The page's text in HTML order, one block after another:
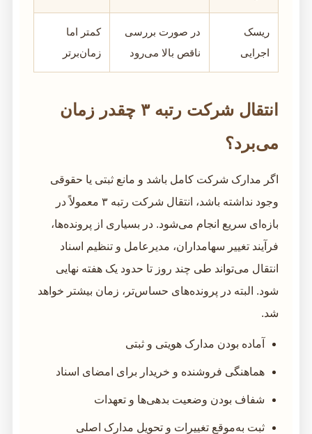
ریسک
اجرایی
در صورت بررسی
ناقص بالا می‌رود
کمتر اما
زمان‌برتر
انتقال شرکت رتبه ۳ چقدر زمان
می‌برد؟
اگر مدارک شرکت کامل باشد و مانع ثبتی یا حقوقی
وجود نداشته باشد، انتقال شرکت رتبه ۳ معمولاً در
بازه‌ای سریع انجام می‌شود. در بسیاری از پرونده‌ها،
فرآیند تغییر سهامداران، مدیرعامل و تنظیم اسناد
انتقال می‌تواند طی چند روز تا حدود یک هفته نهایی
شود. البته در پرونده‌های حساس‌تر، زمان بیشتر خواهد
شد.
آماده بودن مدارک هویتی و ثبتی
هماهنگی فروشنده و خریدار برای امضای اسناد
شفاف بودن وضعیت بدهی‌ها و تعهدات
ثبت به‌موقع تغییرات و تحویل مدارک اصلی